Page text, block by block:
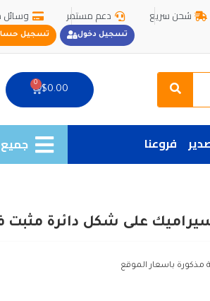
شحن سريع دعم مستمر وسائل
تسجيل دخول تسجيل
Search
$0.00
0
Cart
فروعنا جميع
على شكل دائرة مثبت
مذكورة باسعار الموقع